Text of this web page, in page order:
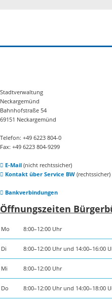
Stadtverwaltung
Neckargemünd
Bahnhofstraße 54
69151 Neckargemünd
Telefon: +49 6223 804-0
Fax: +49 6223 804-9299
E-Mail(nicht rechtssicher)
Kontakt über Service BW(rechtssicher)
Bankverbindungen
Öffnungszeiten
Mo 8:00–12:00 Uhr
Di 8:00–12:00 Uhr und 14:00–16:00
Mi 8:00–12:00 Uhr
Do 8:00–12:00 Uhr und 14:00–18:00